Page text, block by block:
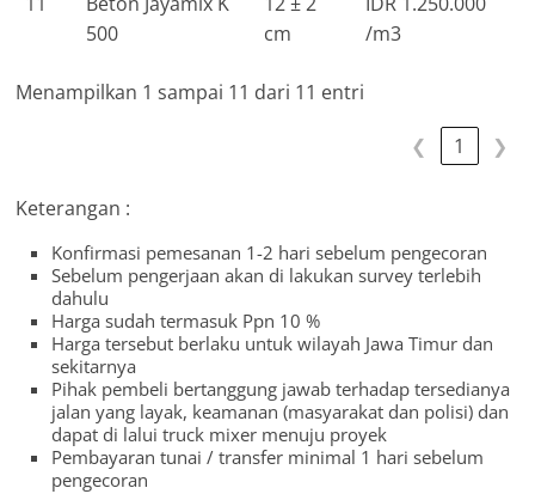
500
cm
/m3
Menampilkan 1 sampai 11 dari 11 entri
❮ 1 ❯
Keterangan :
Konfirmasi pemesanan 1-2 hari sebelum pengecoran
Sebelum pengerjaan akan di lakukan survey terlebih
dahulu
Harga sudah termasuk Ppn 10 %
Harga tersebut berlaku untuk wilayah Jawa Timur dan
sekitarnya
Pihak pembeli bertanggung jawab terhadap tersedianya
jalan yang layak, keamanan (masyarakat dan polisi) dan
dapat di lalui truck mixer menuju proyek
Pembayaran tunai / transfer minimal 1 hari sebelum
pengecoran